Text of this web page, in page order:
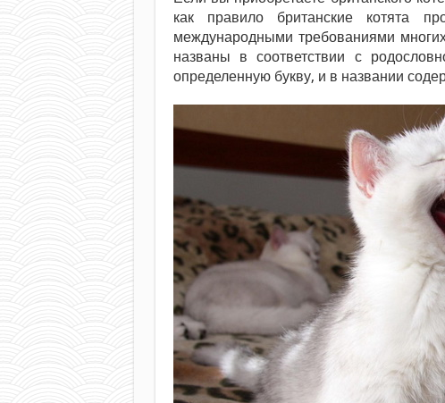
как правило британские котята
международными требованиями
названы в соответствии с
определенную букву, и в названии